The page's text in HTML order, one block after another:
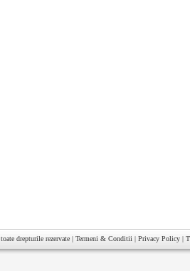
toate drepturile rezervate | Termeni & Conditii | Privacy Policy |